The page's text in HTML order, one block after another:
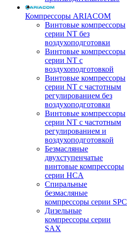
Компрессоры ARIACOM
Винтовые компрессоры
серии NT без
воздухоподготовки
Винтовые компрессоры
серии NT c
воздухоподготовкой
Винтовые компрессоры
серии NT с частотным
регулированием без
воздухоподготовки
Винтовые компрессоры
серии NT с частотным
регулированием и
воздухоподготовкой
Безмасляные
двухступенчатые
винтовые компрессоры
серии HCA
Спиральные
безмасляные
компрессоры серии SPC
Дизельные
компрессоры серии
SAX